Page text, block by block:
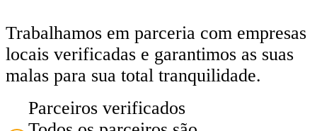
Trabalhamos em parceria com empresas
locais verificadas e garantimos as suas
malas para sua total tranquilidade.
Parceiros verificados